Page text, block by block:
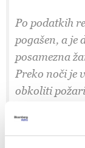
Po podatkih
pogašen, a je
posamezna
Preko noči je
obkoliti
letalnik, s